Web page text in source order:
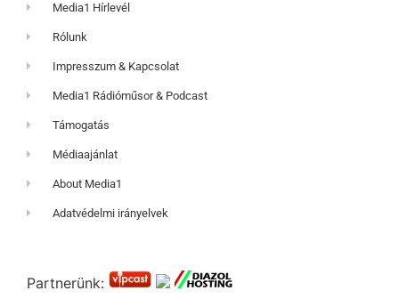
Media1 Hírlevél
Rólunk
Impresszum & Kapcsolat
Media1 Rádióműsor & Podcast
Támogatás
Médiaajánlat
About Media1
Adatvédelmi irányelvek
Partnerünk: